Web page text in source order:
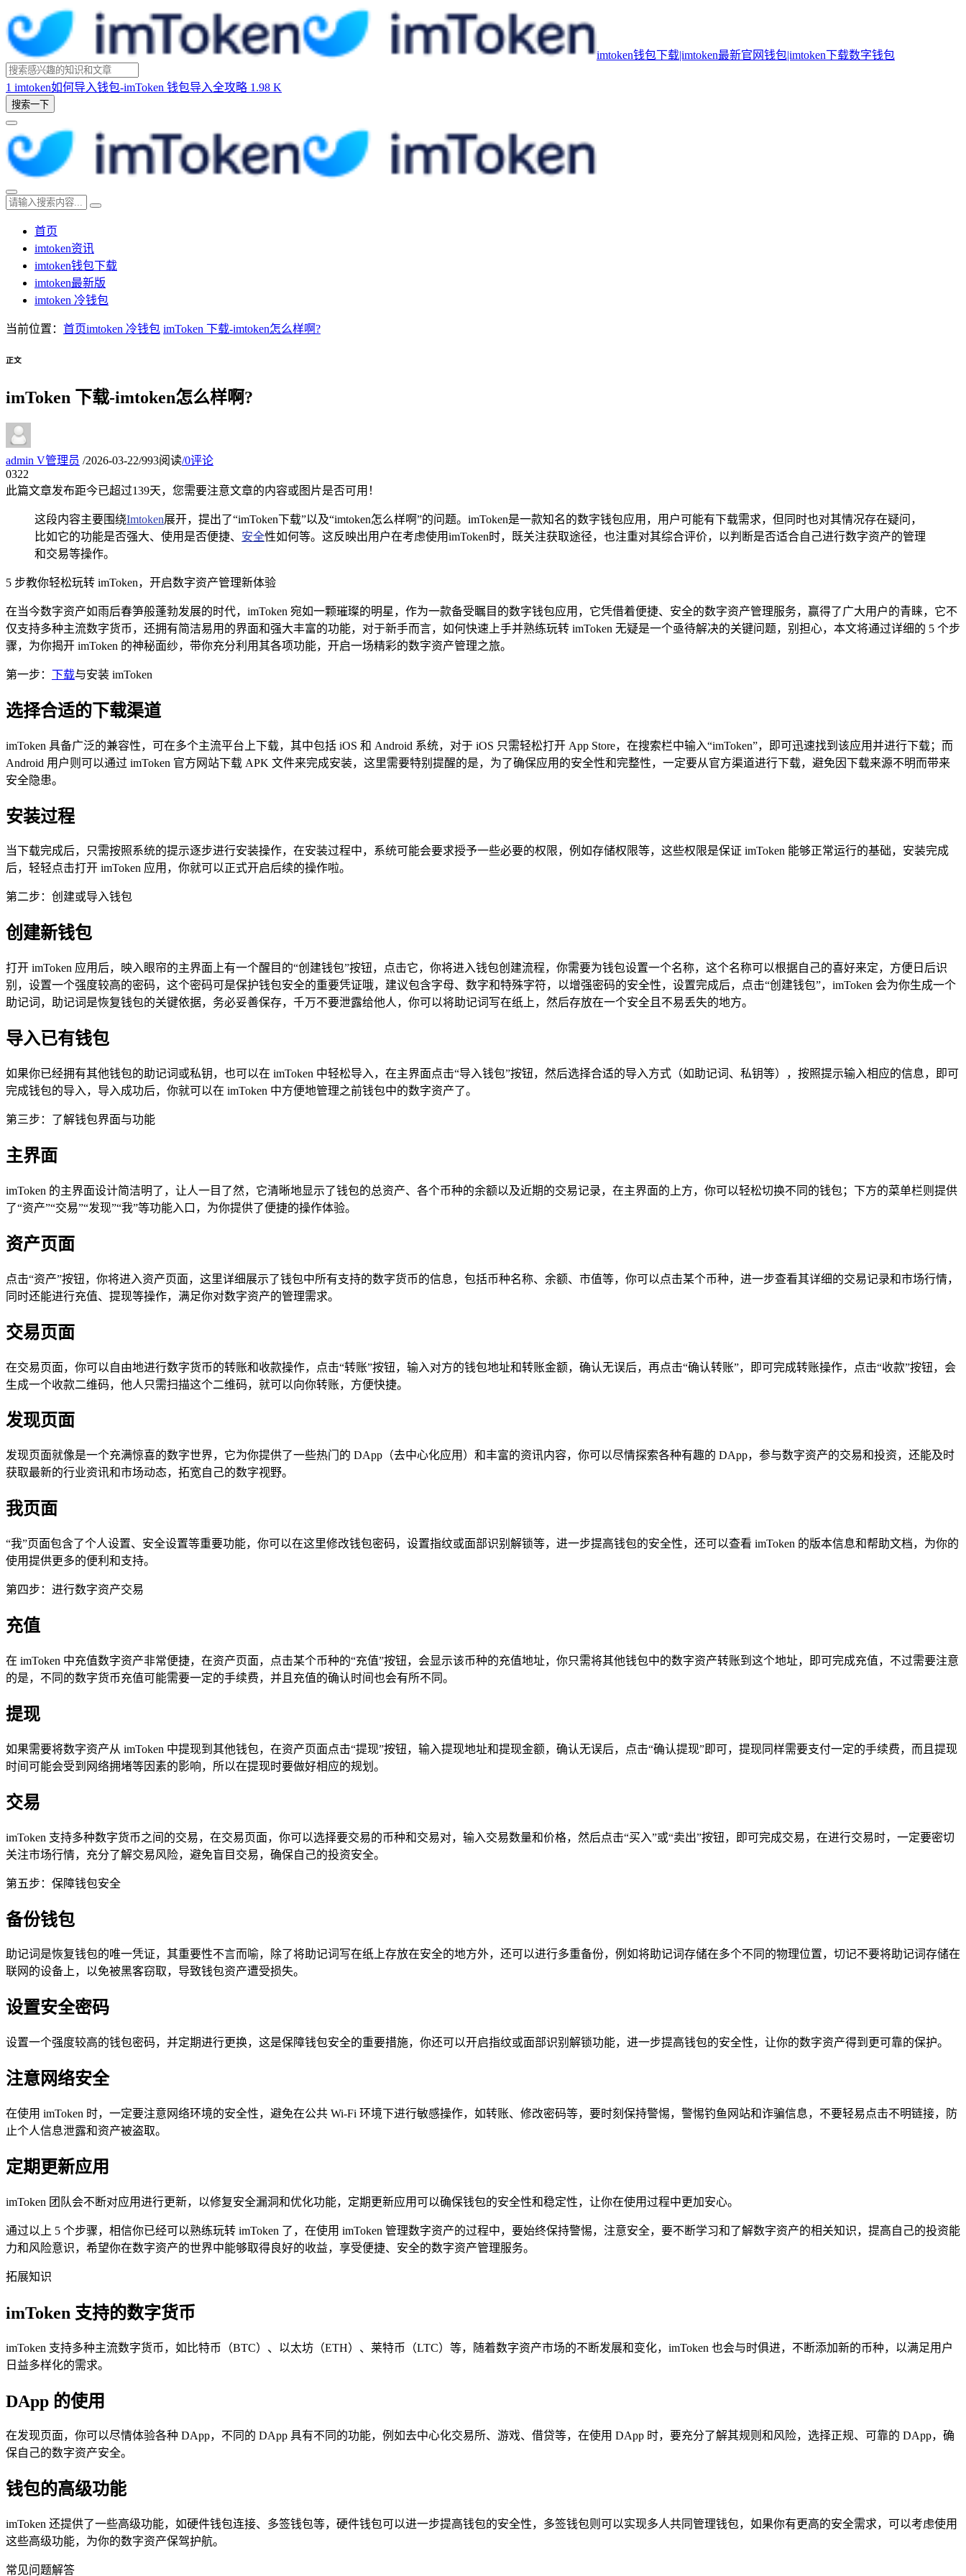
imtoken钱包下载|imtoken最新官网钱包|imtoken下载数字钱包
1 imtoken如何导入钱包-imToken 钱包导入全攻略 1.98 K
搜索一下
首页
imtoken资讯
imtoken钱包下载
imtoken最新版
imtoken 冷钱包
当前位置： 首页imtoken 冷钱包 imToken 下载-imtoken怎么样啊?
正文
imToken 下载-imtoken怎么样啊?
admin V管理员 /2026-03-22/993阅读/0评论
0322
此篇文章发布距今已超过139天，您需要注意文章的内容或图片是否可用！
这段内容主要围绕Imtoken展开，提出了“imToken下载”以及“imtoken怎么样啊”的问题。imToken是一款知名的数字钱包应用，用户可能有下载需求，但同时也对其情况存在疑问，
比如它的功能是否强大、使用是否便捷、 安全性如何等。这反映出用户在考虑使用imToken时，既关注获取途径，也注重对其综合评价，以判断是否适合自己进行数字资产的管理
和交易等操作。
5 步教你轻松玩转 imToken，开启数字资产管理新体验
在当今数字资产如雨后春笋般蓬勃发展的时代，imToken 宛如一颗璀璨的明星，作为一款备受瞩目的数字钱包应用，它凭借着便捷、安全的数字资产管理服务，赢得了广大用户的青睐，它不
仅支持多种主流数字货币，还拥有简洁易用的界面和强大丰富的功能，对于新手而言，如何快速上手并熟练玩转 imToken 无疑是一个亟待解决的关键问题，别担心，本文将通过详细的 5 个步
骤，为你揭开 imToken 的神秘面纱，带你充分利用其各项功能，开启一场精彩的数字资产管理之旅。
第一步： 下载与安装 imToken
选择合适的下载渠道
imToken 具备广泛的兼容性，可在多个主流平台上下载，其中包括 iOS 和 Android 系统，对于 iOS 只需轻松打开 App Store，在搜索栏中输入“imToken”，即可迅速找到该应用并进行下载；而
Android 用户则可以通过 imToken 官方网站下载 APK 文件来完成安装，这里需要特别提醒的是，为了确保应用的安全性和完整性，一定要从官方渠道进行下载，避免因下载来源不明而带来
安全隐患。
安装过程
当下载完成后，只需按照系统的提示逐步进行安装操作，在安装过程中，系统可能会要求授予一些必要的权限，例如存储权限等，这些权限是保证 imToken 能够正常运行的基础，安装完成
后，轻轻点击打开 imToken 应用，你就可以正式开启后续的操作啦。
第二步：创建或导入钱包
创建新钱包
打开 imToken 应用后，映入眼帘的主界面上有一个醒目的“创建钱包”按钮，点击它，你将进入钱包创建流程，你需要为钱包设置一个名称，这个名称可以根据自己的喜好来定，方便日后识
别，设置一个强度较高的密码，这个密码可是保护钱包安全的重要凭证哦，建议包含字母、数字和特殊字符，以增强密码的安全性，设置完成后，点击“创建钱包”，imToken 会为你生成一个
助记词，助记词是恢复钱包的关键依据，务必妥善保存，千万不要泄露给他人，你可以将助记词写在纸上，然后存放在一个安全且不易丢失的地方。
导入已有钱包
如果你已经拥有其他钱包的助记词或私钥，也可以在 imToken 中轻松导入，在主界面点击“导入钱包”按钮，然后选择合适的导入方式（如助记词、私钥等），按照提示输入相应的信息，即可
完成钱包的导入，导入成功后，你就可以在 imToken 中方便地管理之前钱包中的数字资产了。
第三步：了解钱包界面与功能
主界面
imToken 的主界面设计简洁明了，让人一目了然，它清晰地显示了钱包的总资产、各个币种的余额以及近期的交易记录，在主界面的上方，你可以轻松切换不同的钱包；下方的菜单栏则提供
了“资产”“交易”“发现”“我”等功能入口，为你提供了便捷的操作体验。
资产页面
点击“资产”按钮，你将进入资产页面，这里详细展示了钱包中所有支持的数字货币的信息，包括币种名称、余额、市值等，你可以点击某个币种，进一步查看其详细的交易记录和市场行情，
同时还能进行充值、提现等操作，满足你对数字资产的管理需求。
交易页面
在交易页面，你可以自由地进行数字货币的转账和收款操作，点击“转账”按钮，输入对方的钱包地址和转账金额，确认无误后，再点击“确认转账”，即可完成转账操作，点击“收款”按钮，会
生成一个收款二维码，他人只需扫描这个二维码，就可以向你转账，方便快捷。
发现页面
发现页面就像是一个充满惊喜的数字世界，它为你提供了一些热门的 DApp（去中心化应用）和丰富的资讯内容，你可以尽情探索各种有趣的 DApp，参与数字资产的交易和投资，还能及时
获取最新的行业资讯和市场动态，拓宽自己的数字视野。
我页面
“我”页面包含了个人设置、安全设置等重要功能，你可以在这里修改钱包密码，设置指纹或面部识别解锁等，进一步提高钱包的安全性，还可以查看 imToken 的版本信息和帮助文档，为你的
使用提供更多的便利和支持。
第四步：进行数字资产交易
充值
在 imToken 中充值数字资产非常便捷，在资产页面，点击某个币种的“充值”按钮，会显示该币种的充值地址，你只需将其他钱包中的数字资产转账到这个地址，即可完成充值，不过需要注意
的是，不同的数字货币充值可能需要一定的手续费，并且充值的确认时间也会有所不同。
提现
如果需要将数字资产从 imToken 中提现到其他钱包，在资产页面点击“提现”按钮，输入提现地址和提现金额，确认无误后，点击“确认提现”即可，提现同样需要支付一定的手续费，而且提现
时间可能会受到网络拥堵等因素的影响，所以在提现时要做好相应的规划。
交易
imToken 支持多种数字货币之间的交易，在交易页面，你可以选择要交易的币种和交易对，输入交易数量和价格，然后点击“买入”或“卖出”按钮，即可完成交易，在进行交易时，一定要密切
关注市场行情，充分了解交易风险，避免盲目交易，确保自己的投资安全。
第五步：保障钱包安全
备份钱包
助记词是恢复钱包的唯一凭证，其重要性不言而喻，除了将助记词写在纸上存放在安全的地方外，还可以进行多重备份，例如将助记词存储在多个不同的物理位置，切记不要将助记词存储在
联网的设备上，以免被黑客窃取，导致钱包资产遭受损失。
设置安全密码
设置一个强度较高的钱包密码，并定期进行更换，这是保障钱包安全的重要措施，你还可以开启指纹或面部识别解锁功能，进一步提高钱包的安全性，让你的数字资产得到更可靠的保护。
注意网络安全
在使用 imToken 时，一定要注意网络环境的安全性，避免在公共 Wi-Fi 环境下进行敏感操作，如转账、修改密码等，要时刻保持警惕，警惕钓鱼网站和诈骗信息，不要轻易点击不明链接，防
止个人信息泄露和资产被盗取。
定期更新应用
imToken 团队会不断对应用进行更新，以修复安全漏洞和优化功能，定期更新应用可以确保钱包的安全性和稳定性，让你在使用过程中更加安心。
通过以上 5 个步骤，相信你已经可以熟练玩转 imToken 了，在使用 imToken 管理数字资产的过程中，要始终保持警惕，注意安全，要不断学习和了解数字资产的相关知识，提高自己的投资能
力和风险意识，希望你在数字资产的世界中能够取得良好的收益，享受便捷、安全的数字资产管理服务。
拓展知识
imToken 支持的数字货币
imToken 支持多种主流数字货币，如比特币（BTC）、以太坊（ETH）、莱特币（LTC）等，随着数字资产市场的不断发展和变化，imToken 也会与时俱进，不断添加新的币种，以满足用户
日益多样化的需求。
DApp 的使用
在发现页面，你可以尽情体验各种 DApp，不同的 DApp 具有不同的功能，例如去中心化交易所、游戏、借贷等，在使用 DApp 时，要充分了解其规则和风险，选择正规、可靠的 DApp，确
保自己的数字资产安全。
钱包的高级功能
imToken 还提供了一些高级功能，如硬件钱包连接、多签钱包等，硬件钱包可以进一步提高钱包的安全性，多签钱包则可以实现多人共同管理钱包，如果你有更高的安全需求，可以考虑使用
这些高级功能，为你的数字资产保驾护航。
常见问题解答